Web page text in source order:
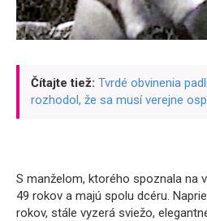
Čítajte tiež: Tvrdé obvinenia
rozhodol, že sa musí verejne
S manželom, ktorého spoznala na
49 rokov a majú spolu dcéru.
rokov, stále vyzerá sviežo,